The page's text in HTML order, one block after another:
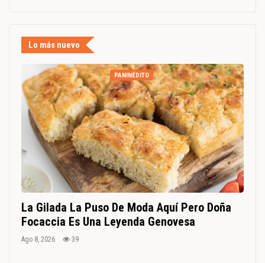
Lo más nuevo
PANINÉDITO
La Gilada La Puso De Moda Aquí Pero Doña
Focaccia Es Una Leyenda Genovesa
Ago 8, 2026 39